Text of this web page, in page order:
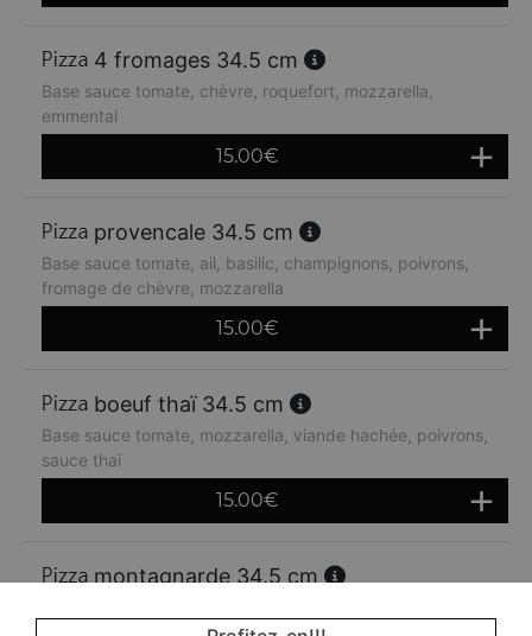
4 fromages 34.5 cm
Base sauce tomate, chèvre, roquefort, mozzarella,
emmental
15.00€
provencale 34.5 cm
Base sauce tomate, ail, basilic, champignons, poivrons,
fromage de chèvre, mozzarella
15.00€
boeuf thaï 34.5 cm
Base sauce tomate, mozzarella, viande hachée, poivrons,
sauce thaï
15.00€
montagnarde 34.5 cm